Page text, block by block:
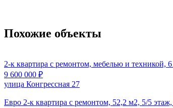
Похожие объекты
2-к квартира с ремонтом, мебелью и техникой,
9 600 000 ₽
улица Конгрессная 27
Евро 2-к квартира с ремонтом, 52,2 м2, 5/5